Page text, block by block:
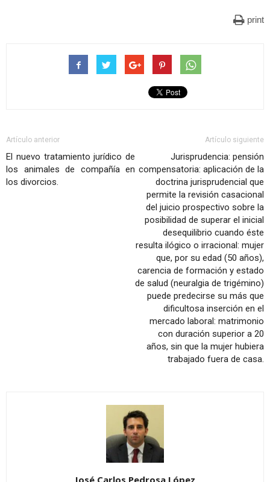
print
Artículo anterior
El nuevo tratamiento jurídico de
los animales de compañía en
los divorcios.
Artículo siguiente
Jurisprudencia: pensión
compensatoria: aplicación de la
doctrina jurisprudencial que
permite la revisión casacional
del juicio prospectivo sobre la
posibilidad de superar el inicial
desequilibrio cuando éste
resulta ilógico o irracional: mujer
que, por su edad (50 años),
carencia de formación y estado
de salud (neuralgia de trigémino)
puede predecirse su más que
dificultosa inserción en el
mercado laboral: matrimonio
con duración superior a 20
años, sin que la mujer hubiera
trabajado fuera de casa.
José Carlos Pedrosa López